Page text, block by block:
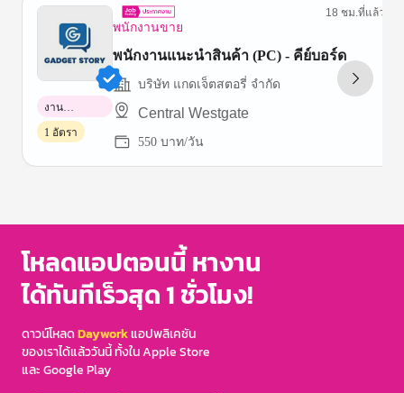
พนักงานขาย
18 ชม.ที่แล้ว
พนักงานแนะนำสินค้า (PC) - คีย์บอร์ด
บริษัท แกดเจ็ตสตอรี่ จำกัด
Central Westgate
550 บาท/วัน
งาน
พาร์ทไทม์
1 อัตรา
of
โหลดแอปตอนนี้ หางาน
ได้ทันทีเร็วสุด 1 ชั่วโมง!
ดาวน์โหลดDayworkแอปพลิเคชัน
ของเราได้แล้ววันนี้ ทั้งใน Apple Store
และ Google Play